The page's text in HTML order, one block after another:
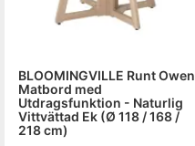
BLOOMINGVILLE Runt Owen
Matbord med
Utdragsfunktion - Naturlig
Vittvättad Ek (Ø 118 / 168 /
218 cm)